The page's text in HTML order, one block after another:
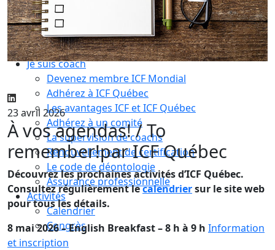
Compétences essentielles
La formation
Le processus de certification
Choisir son coach mentor
Je suis coach
Devenez membre ICF Mondial
Adhérez à ICF Québec
Les avantages ICF et ICF Québec
Adhérez à un comité
La supervision de coachs
Renouvellement de certification
Le code de déontologie
Assurance professionnelle
Activités
Calendrier
Congrès
23 avril 2026
À vos agendas! / To
remember!par ICF Québec
Découvrez les prochaines activités d’ICF Québec.
Consultez régulièrement lecalendriersur le site web
pour tous les détails.
8 mai 2026 – English Breakfast – 8 h à 9 h Information
et inscription